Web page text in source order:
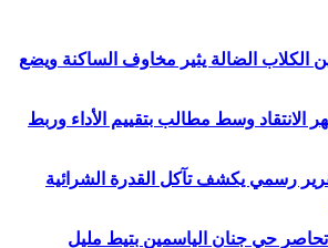
الكلاب الضالة يثير مخاوف الساكنة ويضع
الانتقاد وسط مطالب بتقييم الأداء وربط
رسمي يكشف تآكل القدرة الشرائية
تحاصر حي جنان الياسمين بتيط مليل